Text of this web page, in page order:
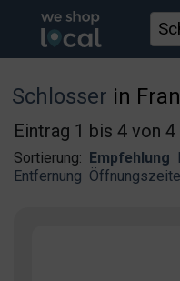
Schlosser in
Eintrag 1 bis 4 von 4
Sortierung: Empfehlung
Entfernung